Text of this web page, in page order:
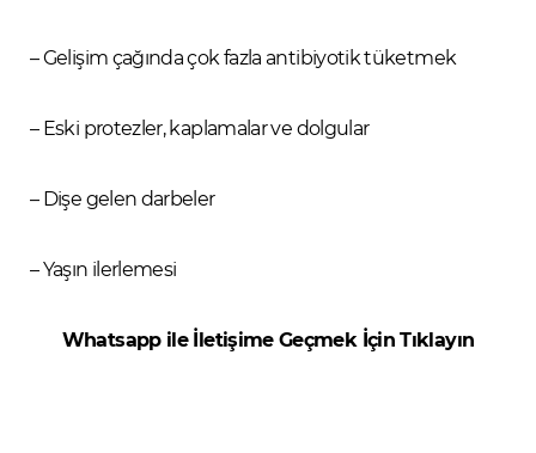
– Gelişim çağında çok fazla antibiyotik tüketmek
– Eski protezler, kaplamalar ve dolgular
– Dişe gelen darbeler
– Yaşın ilerlemesi
Whatsapp ile İletişime Geçmek İçin Tıklayın